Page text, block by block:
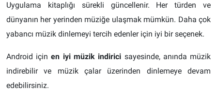
Uygulama kitaplığı sürekli güncellenir. Her türden ve
dünyanın her yerinden müziğe ulaşmak mümkün. Daha çok
yabancı müzik dinlemeyi tercih edenler için iyi bir seçenek.
Android içinen iyi müzik indirici sayesinde, anında müzik
indirebilir ve müzik çalar üzerinden dinlemeye devam
edebilirsiniz.